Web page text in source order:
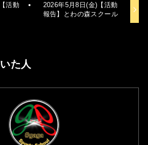
活動
2026年5月8日(金)【活動
報告】とわの森スクール
た人